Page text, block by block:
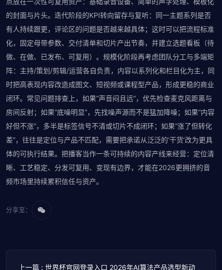
的封面与片头。迭代阶段的KPI转向留存与复听：同一主题系列是否
有人持续跟更，评论区的问题是否越来越具体；这时可以把流程标准
化，固定母带参数、交付清单和切片产出节奏，并建立选题看板（待
做、在做、已发布、可复用）。规模化阶段再考虑团队分工与多端矩
阵：主持/策划/剪辑/运营各自负责，内容以系列化和栏目化为主，同
时把高表现内容改造成图文、短视频或课程型产品，形成更稳的商业
闭环。常见问题排查上，如果“声音闷且远”，优先检查麦克风距离与
房间反射；如果“底噪明显”，先找噪声源而不是猛加降噪；如果“内容
好但不涨”，多半是标签信号不清或切片不成闭环；如果“涨了但转化
差”，往往是定位与产品不匹配，需要把承诺从泛泛的‘干货’改为更具
体的可执行结果。把播客当作一条可持续的内容产线来经营：定位清
晰、工艺稳定、分发可复用、变现有边界，才能在2026更拥挤的音
频市场里持续累积信任与资产。
分享至：
上一篇 : 世界杯官网登录入口 2026年AI算法产品选型新动